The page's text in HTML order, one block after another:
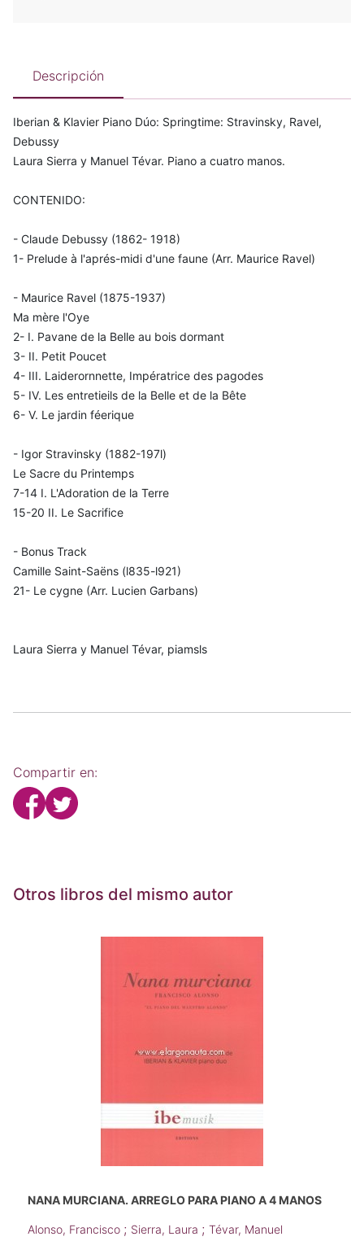
Descripción
Iberian & Klavier Piano Dúo: Springtime: Stravinsky, Ravel,
Debussy
Laura Sierra y Manuel Tévar. Piano a cuatro manos.
CONTENIDO:
- Claude Debussy (1862- 1918)
1- Prelude à l'aprés-midi d'une faune (Arr. Maurice Ravel)
- Maurice Ravel (1875-1937)
Ma mère l'Oye
2- I. Pavane de la Belle au bois dormant
3- II. Petit Poucet
4- III. Laiderornnette, Impératrice des pagodes
5- IV. Les entretieils de la Belle et de la Bête
6- V. Le jardin féerique
- Igor Stravinsky (1882-197l)
Le Sacre du Printemps
7-14 I. L'Adoration de la Terre
15-20 II. Le Sacrifice
- Bonus Track
Camille Saint-Saëns (l835-l921)
21- Le cygne (Arr. Lucien Garbans)
Laura Sierra y Manuel Tévar, piamsls
Compartir en:
Otros libros del mismo autor
NANA MURCIANA. ARREGLO PARA PIANO A 4 MANOS
Alonso, Francisco ; Sierra, Laura ; Tévar, Manuel